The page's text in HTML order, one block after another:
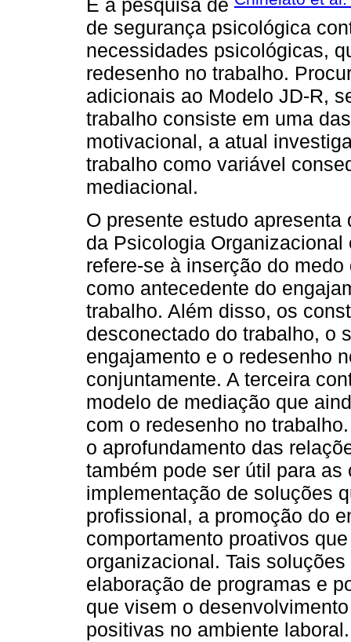
E a pesquisa de
de segurança psicológica
necessidades psicológicas,
redesenho no trabalho.
adicionais ao Modelo JD-R,
trabalho consiste em uma
motivacional, a atual
trabalho como variável
mediacional.
O presente estudo
da Psicologia
refere-se à inserção do
como antecedente do
trabalho. Além disso, os
desconectado do trabalho, o
engajamento e o redesenho
conjuntamente. A terceira
modelo de mediação que
com o redesenho no
o aprofundamento das
também pode ser útil para
implementação de soluções
profissional, a promoção do
comportamento proativos
organizacional. Tais
elaboração de programas e
que visem o
positivas no ambiente laboral.